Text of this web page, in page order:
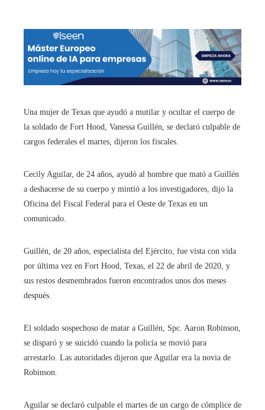
Una mujer de Texas que ayudó a mutilar y ocultar el cuerpo de
la soldado de Fort Hood, Vanessa Guillén, se declaró culpable de
cargos federales el martes, dijeron los fiscales.
Cecily Aguilar, de 24 años, ayudó al hombre que mató a Guillén
a deshacerse de su cuerpo y mintió a los investigadores, dijo la
Oficina del Fiscal Federal para el Oeste de Texas en un
comunicado.
Guillén, de 20 años, especialista del Ejército, fue vista con vida
por última vez en Fort Hood, Texas, el 22 de abril de 2020, y
sus restos desmembrados fueron encontrados unos dos meses
después.
El soldado sospechoso de matar a Guillén, Spc. Aaron Robinson,
se disparó y se suicidó cuando la policía se movió para
arrestarlo. Las autoridades dijeron que Aguilar era la novia de
Robinson.
Aguilar se declaró culpable el martes de un cargo de cómplice de